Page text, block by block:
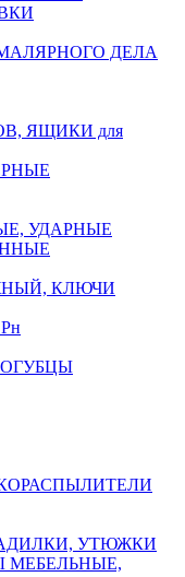
ДЕЛА
ЯЩИКИ для
УДАРНЫЕ
КЛЮЧИ
УТЮЖКИ
МЕБЕЛЬНЫЕ,